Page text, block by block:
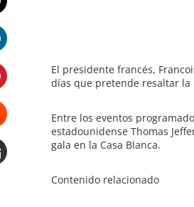
El presidente francés,
días que pretende resaltar
Entre los eventos
estadounidense Thomas
gala en la Casa Blanca.
Contenido relacionado